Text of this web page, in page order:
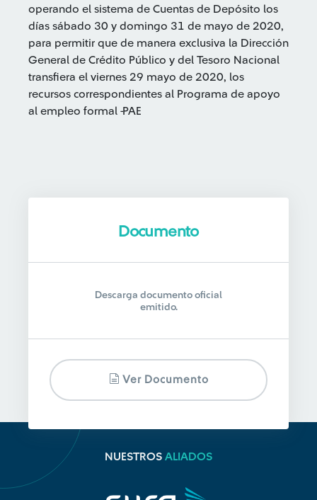
operando el sistema de Cuentas de Depósito los
días sábado 30 y domingo 31 de mayo de 2020,
para permitir que de manera exclusiva la Dirección
General de Crédito Público y del Tesoro Nacional
transfiera el viernes 29 mayo de 2020, los
recursos correspondientes al Programa de apoyo
al empleo formal -PAE
Documento
Descarga documento oficial
emitido.
Ver Documento
NUESTROS ALIADOS